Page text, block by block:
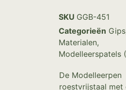
SKU GGB-451
Categorieën Gips
Materialen,
Modelleerspatels
De Modelleerpen
roestvrijstaal met